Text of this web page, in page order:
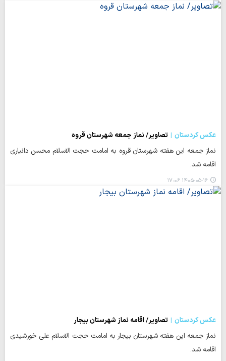
عکس کردستان
تصاویر/ نماز جمعه شهرستان قروه
نماز جمعه این هفته شهرستان قروه به امامت حجت الاسلام محسن دانیاری
اقامه شد.
۱۴۰۵-۰۵-۱۶ ۱۷:۰۶
عکس کردستان
تصاویر/ اقامه نماز شهرستان بیجار
نماز جمعه این هفته شهرستان بیجار به امامت حجت الاسلام علی خورشیدی
اقامه شد.